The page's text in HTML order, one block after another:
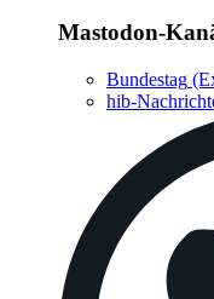
Mastodon-
Bundestag
hib-